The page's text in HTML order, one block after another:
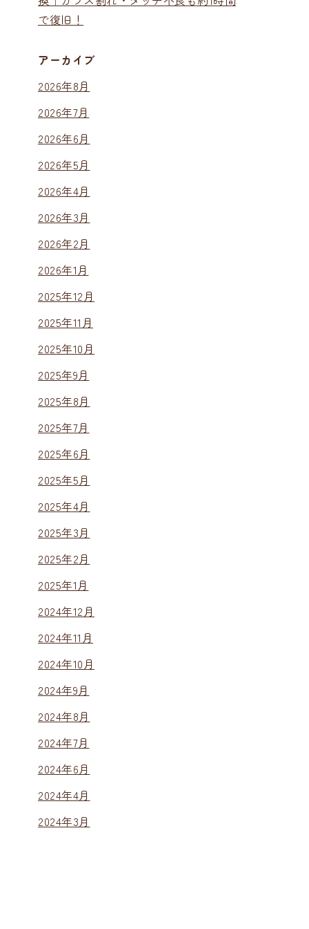
で復旧！
アーカイブ
2026年8月
2026年7月
2026年6月
2026年5月
2026年4月
2026年3月
2026年2月
2026年1月
2025年12月
2025年11月
2025年10月
2025年9月
2025年8月
2025年7月
2025年6月
2025年5月
2025年4月
2025年3月
2025年2月
2025年1月
2024年12月
2024年11月
2024年10月
2024年9月
2024年8月
2024年7月
2024年6月
2024年4月
2024年3月